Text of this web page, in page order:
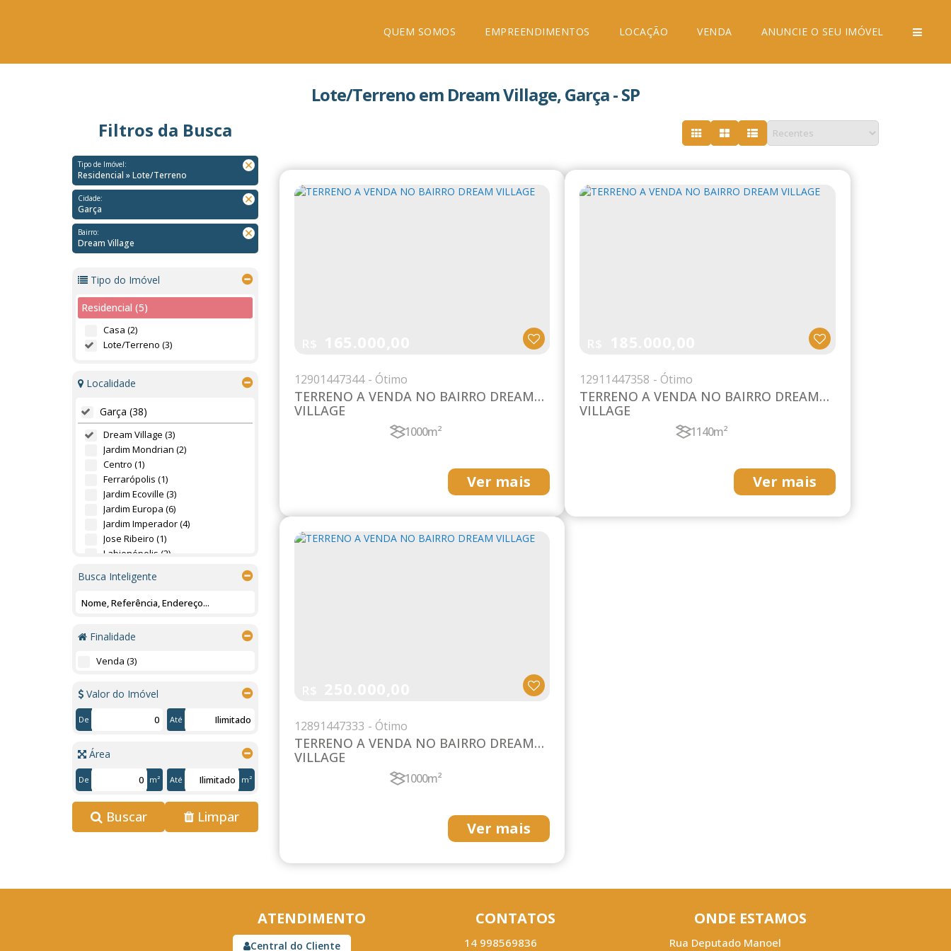
ANUNCIE O SEU IMÓVEL
VENDA
LOCAÇÃO
EMPREENDIMENTOS
QUEM SOMOS
Lote/Terreno em Dream Village, Garça - SP
Filtros da Busca
Tipo de Imóvel:
Residencial » Lote/Terreno
Cidade:
Garça
Bairro:
Dream Village
Tipo do Imóvel
Residencial (5)
Casa (2)
Lote/Terreno (3)
Localidade
Garça (38)
Dream Village (3)
Jardim Mondrian (2)
Centro (1)
Ferrarópolis (1)
Jardim Ecoville (3)
Jardim Europa (6)
Jardim Imperador (4)
Jose Ribeiro (1)
Labienópolis (2)
Portal do Lago (2)
Rebelo (2)
Residencial Campo Belo (1)
Jardim Cerejeiras (1)
Jardim das Cerejeiras (1)
Residencial Quinta da Baronesa (4)
Santa Maria (1)
Busca Inteligente
Finalidade
Venda (3)
Valor do Imóvel
De Até
Área
De m² Até m²
Buscar Limpar
TERRENO A VENDA NO BAIRRO DREAM
VILLAGE
12901447344
1000m²
Ver mais
TERRENO A VENDA NO BAIRRO DREAM
VILLAGE
1291 1447358
1140m²
Ver mais
TERRENO A VENDA NO BAIRRO DREAM
VILLAGE
12891447333
1000m²
Ver mais
ATENDIMENTO
Central do Cliente
CONTATOS
14 998569836
ONDE ESTAMOS
Rua Deputado Manoel